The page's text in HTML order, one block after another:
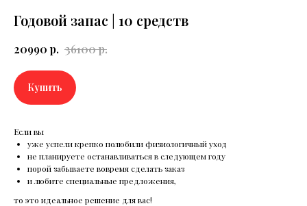
Годовой запас | 10 средств
20990 р. 36100р.
Купить
Если вы
уже успели крепко полюбили физиологичный уход
не планируете останавливаться в следующем году
порой забываете вовремя сделать заказ
и любите специальные предложения,
то это идеальное решение для вас!